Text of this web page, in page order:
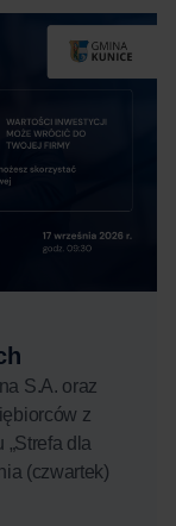
S.A. oraz
z
„Strefa dla
(czwartek)